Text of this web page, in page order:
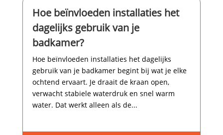
Hoe beïnvloeden installaties het
dagelijks gebruik van je
badkamer?
Hoe beïnvloeden installaties het dagelijks
gebruik van je badkamer begint bij wat je elke
ochtend ervaart.​ Je draait de kraan open,
verwacht stabiele waterdruk en snel warm
water.​ Dat werkt alleen als de...